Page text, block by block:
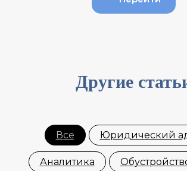
Другие
Все Юридический
Аналитика